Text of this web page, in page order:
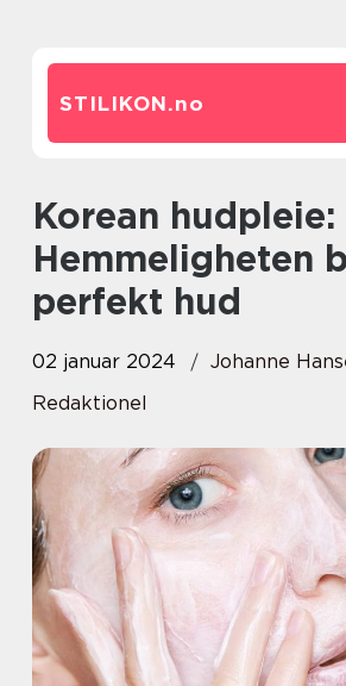
STILIKON.no
Korean hudpleie:
Hemmeligheten
perfekt hud
02 januar 2024
Johanne
Redaktionel